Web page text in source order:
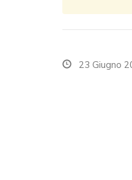
23 Giugno